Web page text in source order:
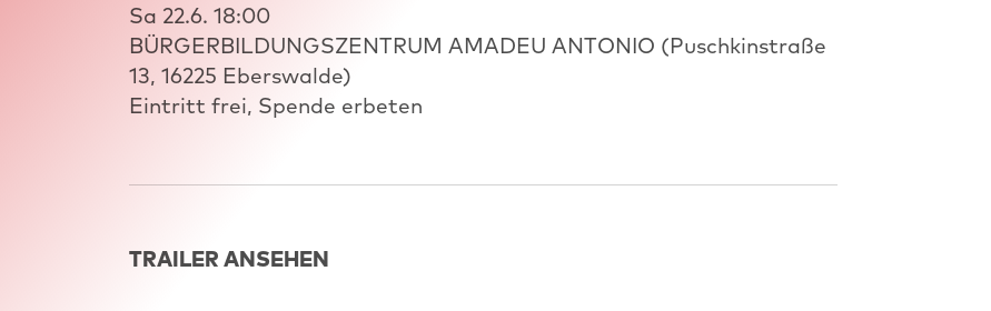
Sa 22.6. 18:00
BÜRGERBILDUNGSZENTRUM AMADEU ANTONIO (Puschkinstraße
13, 16225 Eberswalde)
Eintritt frei, Spende erbeten
TRAILER ANSEHEN